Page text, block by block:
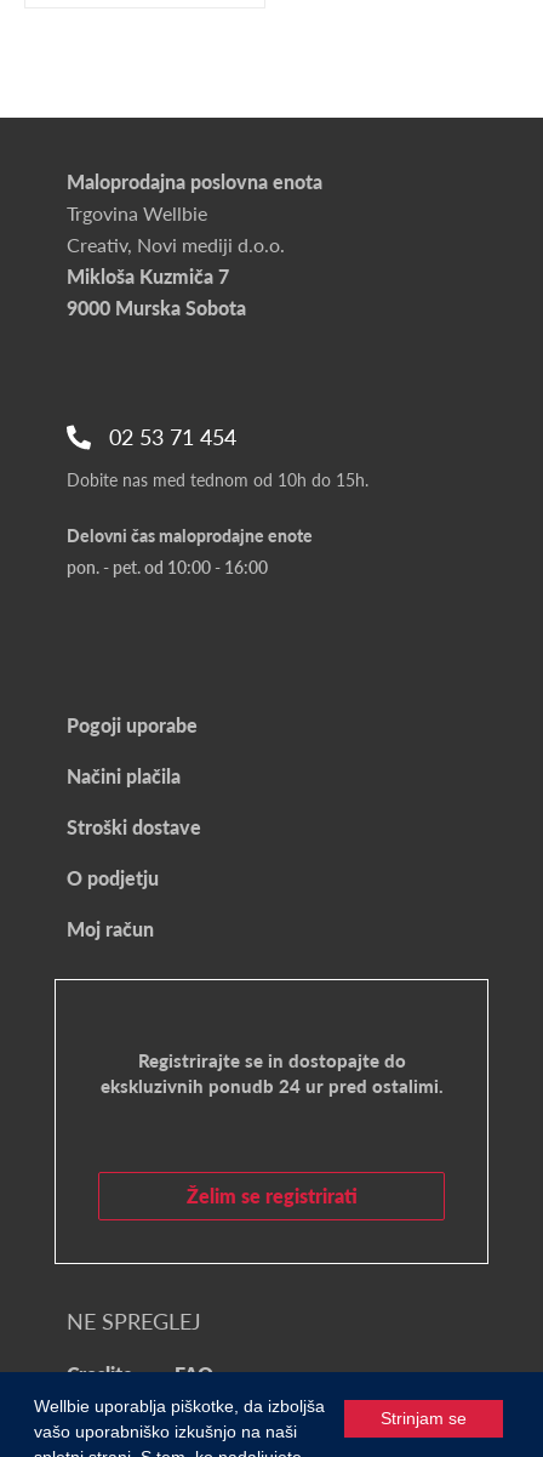
Maloprodajna poslovna enota
Trgovina Wellbie
Creativ, Novi mediji d.o.o.
Mikloša Kuzmiča 7
9000 Murska Sobota
02 53 71 454
Dobite nas med tednom od 10h do 15h.
Delovni čas maloprodajne enote
pon. - pet. od 10:00 - 16:00
Pogoji uporabe
Načini plačila
Stroški dostave
O podjetju
Moj račun
Registrirajte se in dostopajte do
ekskluzivnih ponudb 24 ur pred ostalimi.
Želim se registrirati
NE SPREGLEJ
Croslite FAQ
© 2021 Wellbie
Strinjam se
Wellbie uporablja piškotke, da izboljša
vašo uporabniško izkušnjo na naši